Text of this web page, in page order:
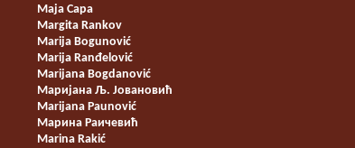
Маја Сара
Margita Rankov
Marija Bogunović
Marija Ranđelović
Marijana Bogdanović
Маријана Љ. Јовановић
Marijana Paunović
Марина Раичевић
Marina Rakić